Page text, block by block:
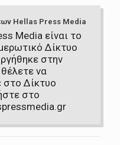
Hellas Press Media
Media είναι το
Δίκτυο
στην
να
στο Δίκτυο
στο